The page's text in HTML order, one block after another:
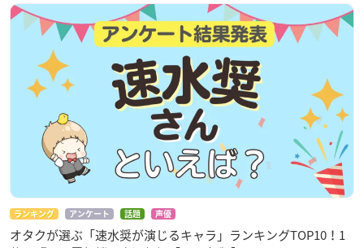
ランキング アンケート 話題 声優
オタクが選ぶ「速水奨が演じるキャラ」ランキングTOP10！1